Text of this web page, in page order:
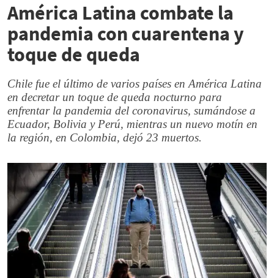
América Latina combate la
pandemia con cuarentena y
toque de queda
Chile fue el último de varios países en América Latina
en decretar un toque de queda nocturno para
enfrentar la pandemia del coronavirus, sumándose a
Ecuador, Bolivia y Perú, mientras un nuevo motín en
la región, en Colombia, dejó 23 muertos.